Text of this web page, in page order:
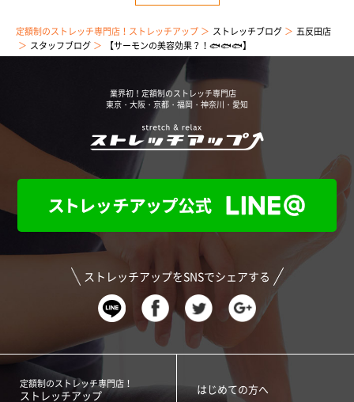
定額制のストレッチ専門店！ストレッチアップ ストレッチブログ
五反田店
スタッフブログ
【サーモンの美容効果？！🐟🐟🐟】
業界初！定額制のストレッチ専門店
東京・大阪・京都・福岡・神奈川・愛知
ストレッチアップをSNSでシェアする
定額制のストレッチ専門店！
ストレッチアップ
はじめての方へ